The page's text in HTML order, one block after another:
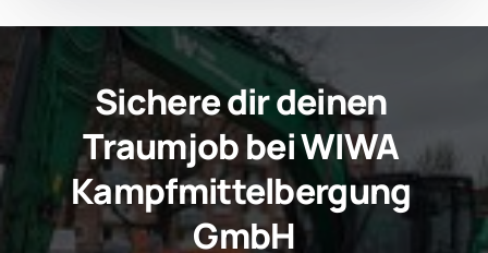
Sichere dir
Traumjob bei WIWA
Kampfmittelbergung
GmbH